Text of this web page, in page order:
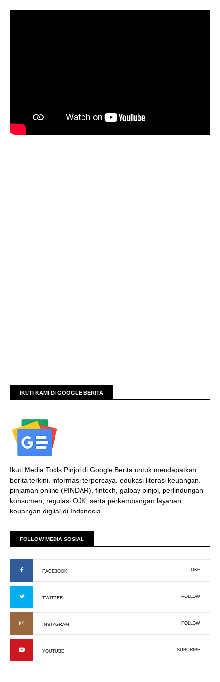
IKUTI KAMI DI GOOGLE BERITA
Ikuti Media Tools Pinjol di Google Berita untuk mendapatkan
berita terkini, informasi terpercaya, edukasi literasi keuangan,
pinjaman online (PINDAR), fintech, galbay pinjol, perlindungan
konsumen, regulasi OJK, serta perkembangan layanan
keuangan digital di Indonesia.
FOLLOW MEDIA SOSIAL
FACEBOOK LIKE
TWITTER FOLLOW
INSTAGRAM FOLLOW
YOUTUBE SUBCRIBE